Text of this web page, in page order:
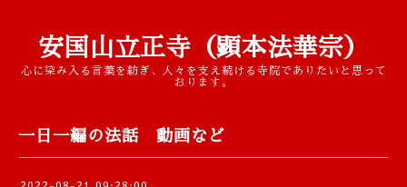
安国山立正寺（顕本法華宗）
心に染み入る言葉を紡ぎ、人々を支え続ける寺院でありたいと思って
おります。
一日一編の法話 動画など